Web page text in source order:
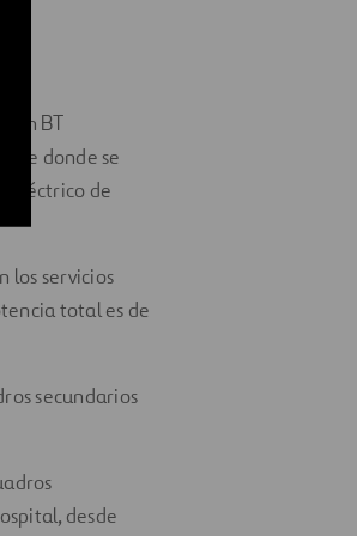
en BT
donde se
eléctrico de
los servicios
total es de
secundarios
desde